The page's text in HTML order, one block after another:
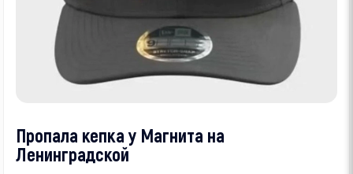
Пропала кепка у Магнита на
Ленинградской